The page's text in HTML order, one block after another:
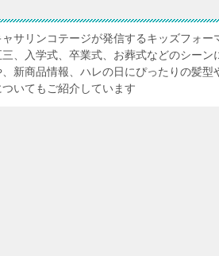
サリンコテージが発信するキッズフォー
、入学式、卒業式、お葬式などのシーン
新商品情報、ハレの日にぴったりの髪型
いてもご紹介しています